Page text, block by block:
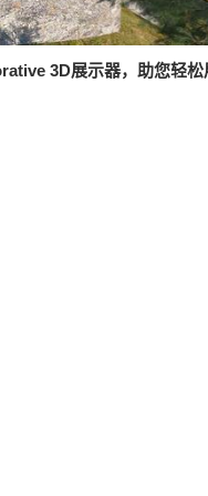
3D展示器，助您轻松